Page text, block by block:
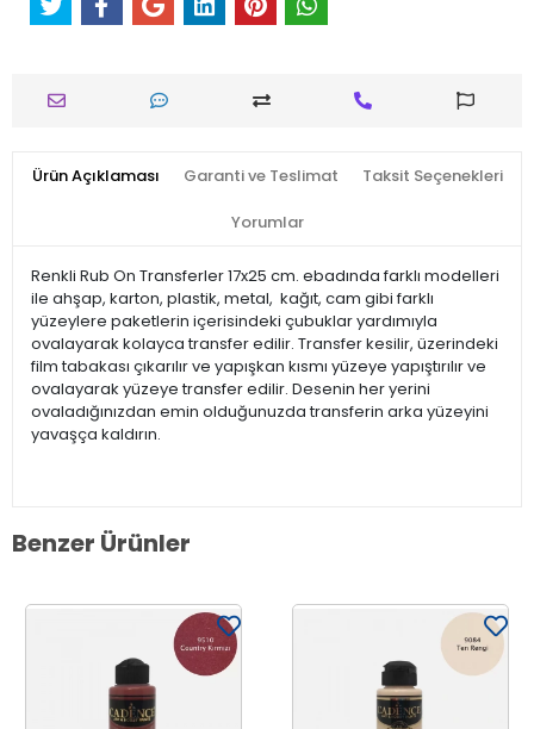
Ürün Açıklaması Garanti ve Teslimat Taksit Seçenekleri
Yorumlar
Renkli Rub On Transferler 17x25 cm. ebadında farklı modelleri
ile ahşap, karton, plastik, metal, kağıt, cam gibi farklı
yüzeylere paketlerin içerisindeki çubuklar yardımıyla
ovalayarak kolayca transfer edilir. Transfer kesilir, üzerindeki
film tabakası çıkarılır ve yapışkan kısmı yüzeye yapıştırılır ve
ovalayarak yüzeye transfer edilir. Desenin her yerini
ovaladığınızdan emin olduğunuzda transferin arka yüzeyini
yavaşça kaldırın.
Benzer Ürünler